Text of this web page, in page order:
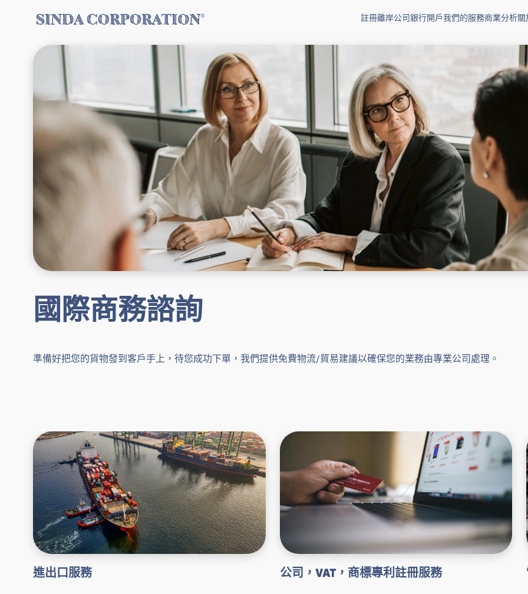
註冊離岸公司 銀行開戶我們的服務商業分析關
國際商務諮詢
準備好把您的貨物發到客戶手上，待您成功下單，我們提供免費物流/貿易建議以確保您的業務由專業公司處理。
進出口服務 公司，VAT，商標專利註冊服務